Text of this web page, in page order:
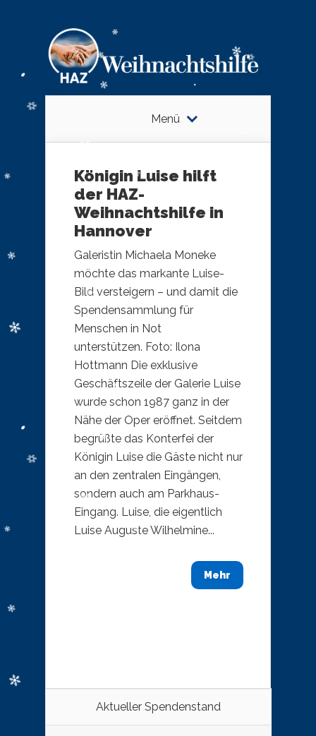
Menü
Königin Luise hilft
der HAZ-
Weihnachtshilfe in
Hannover
Galeristin Michaela Moneke
möchte das markante Luise-
Bild versteigern – und damit die
Spendensammlung für
Menschen in Not
unterstützen. Foto: Ilona
Hottmann Die exklusive
Geschäftszeile der Galerie Luise
wurde schon 1987 ganz in der
Nähe der Oper eröffnet. Seitdem
begrüßte das Konterfei der
Königin Luise die Gäste nicht nur
an den zentralen Eingängen,
sondern auch am Parkhaus-
Eingang. Luise, die eigentlich
Luise Auguste Wilhelmine...
Mehr
Aktueller Spendenstand